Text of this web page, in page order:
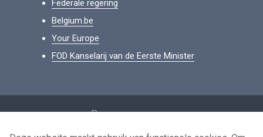
Federale regering
Belgium.be
Your Europe
FOD Kanselarij van de Eerste Minister
Persoonsgegevens